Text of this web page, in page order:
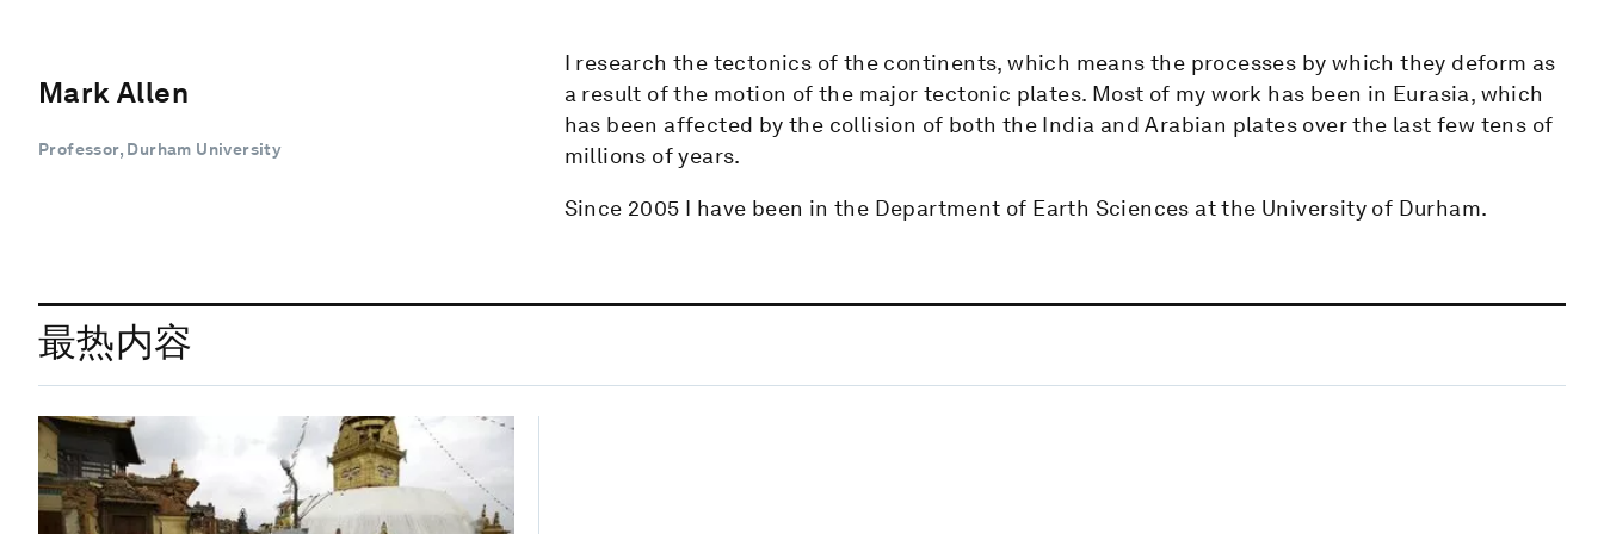
Mark Allen
Professor, Durham University
I research the tectonics of the continents, which means the processes by which they deform as
a result of the motion of the major tectonic plates. Most of my work has been in Eurasia, which
has been affected by the collision of both the India and Arabian plates over the last few tens of
millions of years.
Since 2005 I have been in the Department of Earth Sciences at the University of Durham.
最热内容